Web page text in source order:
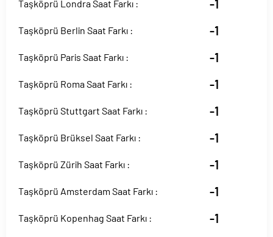
Taşköprü Londra Saat Farkı : -1
Taşköprü Berlin Saat Farkı : -1
Taşköprü Paris Saat Farkı : -1
Taşköprü Roma Saat Farkı : -1
Taşköprü Stuttgart Saat Farkı : -1
Taşköprü Brüksel Saat Farkı : -1
Taşköprü Zürih Saat Farkı : -1
Taşköprü Amsterdam Saat Farkı : -1
Taşköprü Kopenhag Saat Farkı : -1